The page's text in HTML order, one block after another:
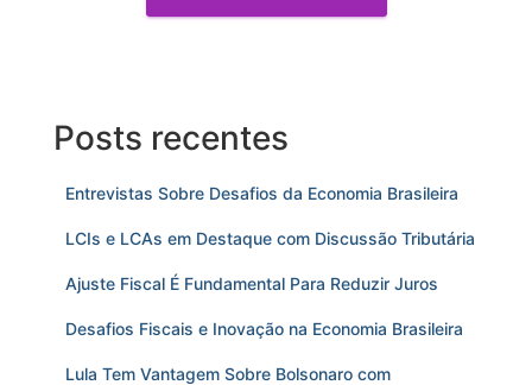
Posts recentes
Entrevistas Sobre Desafios da Economia Brasileira
LCIs e LCAs em Destaque com Discussão Tributária
Ajuste Fiscal É Fundamental Para Reduzir Juros
Desafios Fiscais e Inovação na Economia Brasileira
Lula Tem Vantagem Sobre Bolsonaro com